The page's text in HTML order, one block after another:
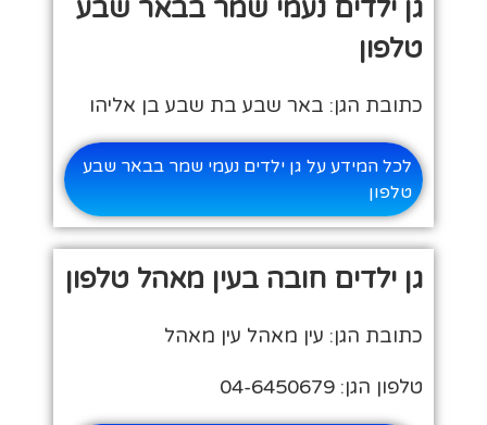
גן ילדים נעמי שמר בבאר שבע
טלפון
כתובת הגן: באר שבע בת שבע בן אליהו
לכל המידע על גן ילדים נעמי שמר בבאר שבע
טלפון
גן ילדים חובה בעין מאהל טלפון
כתובת הגן: עין מאהל עין מאהל
טלפון הגן: 04-6450679